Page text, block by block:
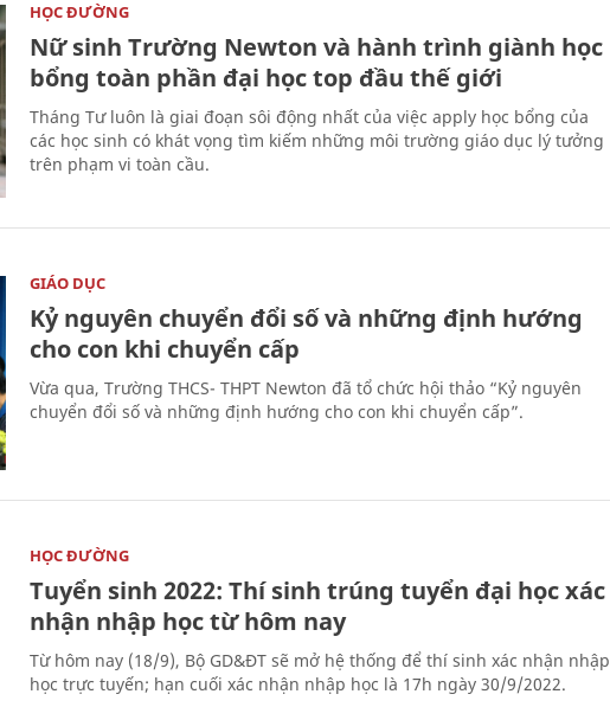
HỌC ĐƯỜNG
Nữ sinh Trường Newton và hành trình giành học
bổng toàn phần đại học top đầu thế giới
Tháng Tư luôn là giai đoạn sôi động nhất của việc apply học bổng của
các học sinh có khát vọng tìm kiếm những môi trường giáo dục lý tưởng
trên phạm vi toàn cầu.
GIÁO DỤC
Kỷ nguyên chuyển đổi số và những định hướng
cho con khi chuyển cấp
Vừa qua, Trường THCS- THPT Newton đã tổ chức hội thảo “Kỷ nguyên
chuyển đổi số và những định hướng cho con khi chuyển cấp”.
HỌC ĐƯỜNG
Tuyển sinh 2022: Thí sinh trúng tuyển đại học xác
nhận nhập học từ hôm nay
Từ hôm nay (18/9), Bộ GD&ĐT sẽ mở hệ thống để thí sinh xác nhận nhập
học trực tuyến; hạn cuối xác nhận nhập học là 17h ngày 30/9/2022.